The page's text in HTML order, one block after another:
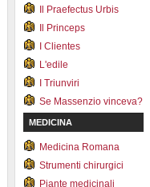
Il Praefectus Urbis
Il Princeps
I Clientes
L'edile
I Triunviri
Se Massenzio vinceva?
MEDICINA
Medicina Romana
Strumenti chirurgici
Piante medicinali